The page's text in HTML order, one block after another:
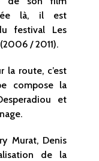
là, il est
festival Les
/ 2011).
la route, c’est
compose la
et
Murat, Denis
de la